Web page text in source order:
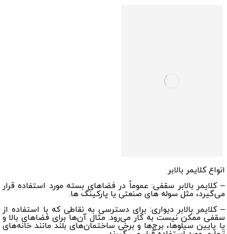
انواع کلایمر بالابر
– کلایمر بالابر سقفی: عموماً در فضاهای بسته مورد استفاده قرار
می‌گیرد، مثل سوله های صنعتی یا پارکینگ ها.
– کلایمر بالابر دیواری: برای دسترسی به نقاطی که با استفاده از
سقفی ممکن نیست به کار می‌رود. مثال آن‌ها برای فضاهای بالا و
یا پایین سیلوها، برج‌ها و برخی ساختمان‌های بلند مانند خانه‌های